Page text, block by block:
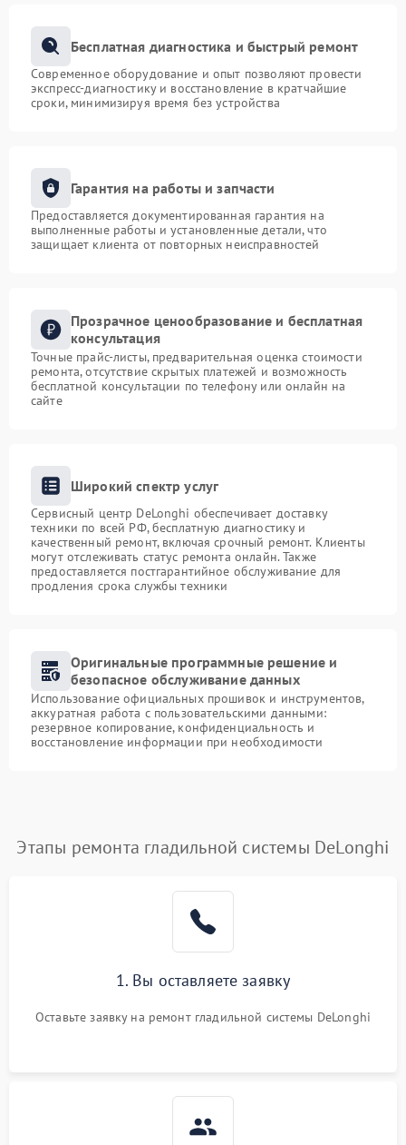
Бесплатная диагностика и быстрый ремонт
Современное оборудование и опыт позволяют провести
экспресс-диагностику и восстановление в кратчайшие
сроки, минимизируя время без устройства
Гарантия на работы и запчасти
Предоставляется документированная гарантия на
выполненные работы и установленные детали, что
защищает клиента от повторных неисправностей
Прозрачное ценообразование и бесплатная
консультация
Точные прайс-листы, предварительная оценка стоимости
ремонта, отсутствие скрытых платежей и возможность
бесплатной консультации по телефону или онлайн на
сайте
Широкий спектр услуг
Сервисный центр DeLonghi обеспечивает доставку
техники по всей РФ, бесплатную диагностику и
качественный ремонт, включая срочный ремонт. Клиенты
могут отслеживать статус ремонта онлайн. Также
предоставляется постгарантийное обслуживание для
продления срока службы техники
Оригинальные программные решение и
безопасное обслуживание данных
Использование официальных прошивок и инструментов,
аккуратная работа с пользовательскими данными:
резервное копирование, конфиденциальность и
восстановление информации при необходимости
Этапы ремонта гладильной системы DeLonghi
1. Вы оставляете заявку
Оставьте заявку на ремонт гладильной системы DeLonghi